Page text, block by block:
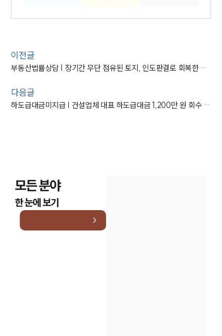
이전글
부동산법률상담 | 장기간 무단 점유된 토지, 인도판결로 회복한 사례
다음글
하도급대금미지급 | 건설업체 대표 하도급대금 1,200만 원 회수 도운 건설변호사
모든 분야
한 눈에 보기